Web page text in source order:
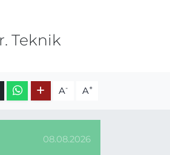
Teknik
A- A+
08.08.2026